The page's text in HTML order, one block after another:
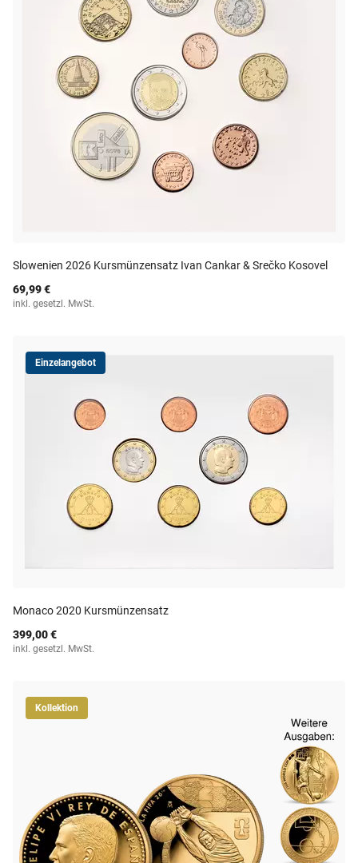
Slowenien 2026 Kursmünzensatz Ivan Cankar & Srečko Kosovel
69,99 €
inkl. gesetzl. MwSt.
Einzelangebot
Monaco 2020 Kursmünzensatz
399,00 €
inkl. gesetzl. MwSt.
Kollektion